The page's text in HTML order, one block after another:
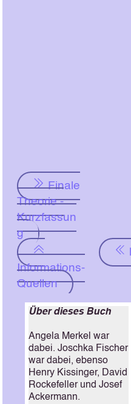
Finale
Theorie -
Kurzfassun
g
Informations-
Quellen
Über dieses Buch
Angela Merkel war
dabei. Joschka Fischer
war dabei, ebenso
Henry Kissinger, David
Rockefeller und Josef
Ackermann.